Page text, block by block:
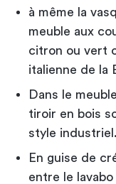
à même la
meuble aux
citron ou vert
italienne de la
Dans le
tiroir en bois
style industriel.
En guise de
entre le